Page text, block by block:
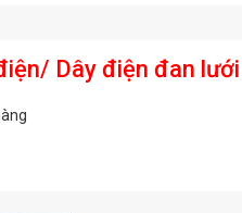
Dây điện đan